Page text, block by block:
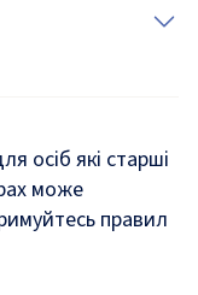
осіб які старші
може
правил